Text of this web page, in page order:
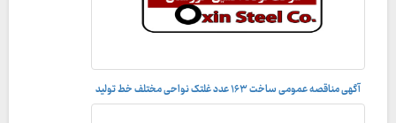
آگهی مناقصه عمومی ساخت ١۶٣ عدد غلتک نواحی مختلف خط تولید